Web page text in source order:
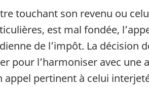
touchant son revenu ou
est mal fondée,
de l’impôt. La décision
pour l’harmoniser avec une
pertinent à celui